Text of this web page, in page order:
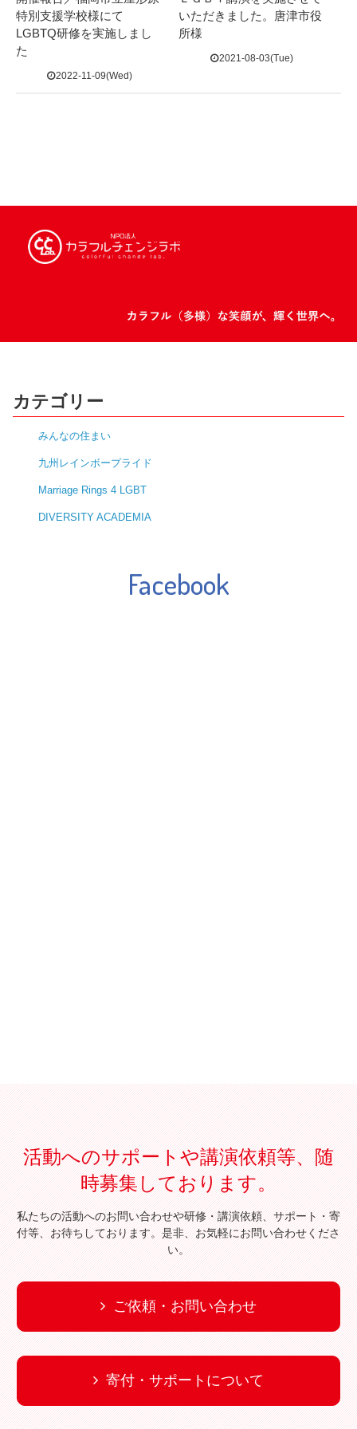
特別支援学校様にて
LGBTQ研修を実施しまし
た
2022-11-09(Wed)
いただきました。唐津市役
所様
2021-08-03(Tue)
カテゴリー
みんなの住まい
九州レインボープライド
Marriage Rings 4 LGBT
DIVERSITY ACADEMIA
Facebook
活動へのサポートや講演依頼等、随
時募集しております。
私たちの活動へのお問い合わせや研修・講演依頼、サポート・寄
付等、お待ちしております。是非、お気軽にお問い合わせくださ
い。
ご依頼・お問い合わせ
寄付・サポートについて